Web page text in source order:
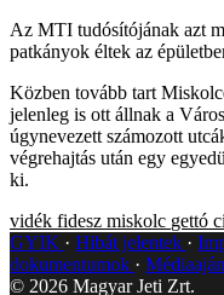
Az MTI tudósítójának azt
patkányok éltek az
Közben tovább tart
jelenleg is ott állnak a
úgynevezett számozott
végrehajtás után egy
ki.
vidék fidesz miskolc gettó
GYIK
Hibát jelentek
dokumentumok
© 2026 Magyar Jeti Zrt.